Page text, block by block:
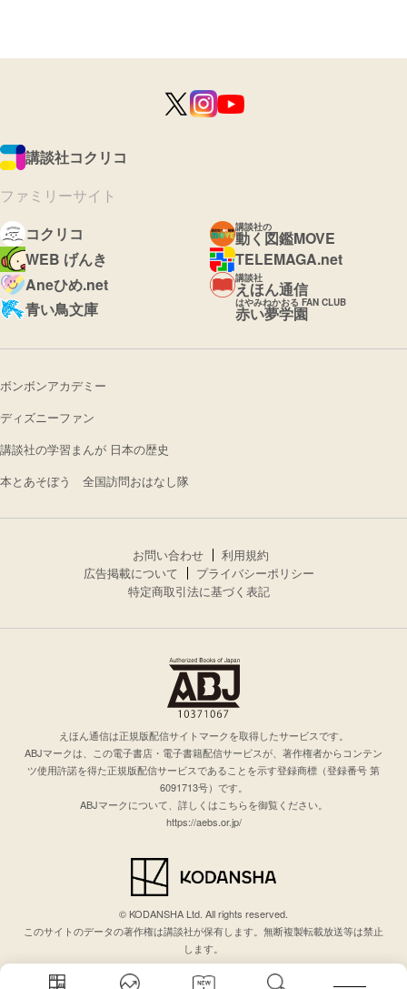
講談社コクリコ
ファミリーサイト
コクリコ
講談社の
動く図鑑MOVE
WEB げんき
TELEMAGA.net
Aneひめ.net
講談社
えほん通信
青い鳥文庫
はやみねかおる FAN CLUB
赤い夢学園
ボンボンアカデミー
ディズニーファン
講談社の学習まんが 日本の歴史
本とあそぼう 全国訪問おはなし隊
お問い合わせ
利用規約
広告掲載について
プライバシーポリシー
特定商取引法に基づく表記
えほん通信は正規版配信サイトマークを取得したサービスです。
ABJマークは、この電子書店・電子書籍配信サービスが、著作権者からコンテン
ツ使用許諾を得た正規版配信サービスであることを示す登録商標（登録番号 第
6091713号）です。
ABJマークについて、詳しくはこちらを御覧ください。
https://aebs.or.jp/
© KODANSHA Ltd. All rights reserved.
このサイトのデータの著作権は講談社が保有します。無断複製転載放送等は禁止
します。